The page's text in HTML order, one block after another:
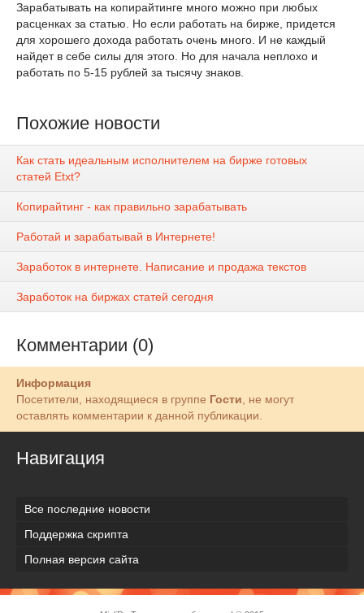
Зарабатывать на копирайтинге много можно при любых
расценках за статью. Но если работать на бирже, придется
для хорошего дохода работать очень много. И не каждый
найдет в себе силы для этого. Но для начала неплохо и
работать по 5-15 рублей за тысячу знаков.
Похожие новости
Как стать идеальным исполнителем на бирже готовых
статей Etxt?
Копирайтинг - как правильно зарабатывать
Работай и зарабатывай в Интернете!
Заработок в интернете. Написание и продажа текстов
Заработок на биржах статей сегодня
Комментарии (0)
Информация
Посетители, находящиеся в группе Гости, не могут
оставлять комментарии к данной публикации.
Навигация
Все последние новости
Поддержка скрипта
Полная версия сайта